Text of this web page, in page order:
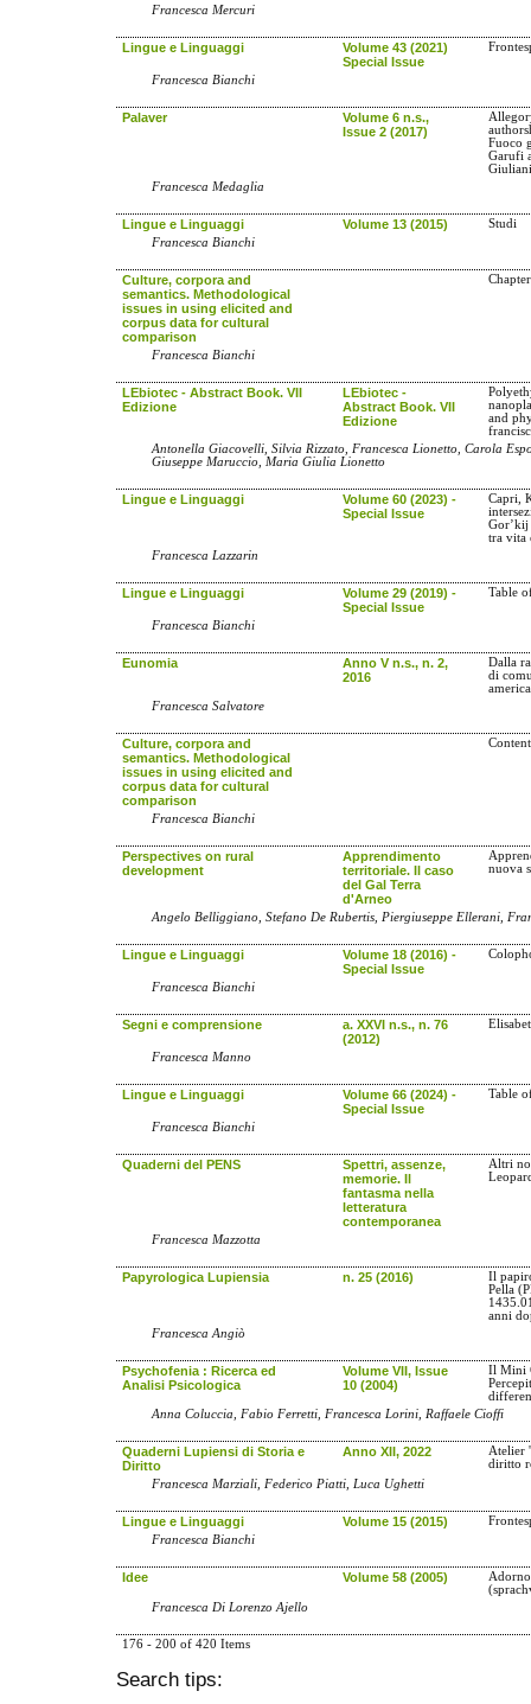
Francesca Mercuri
Lingue e Linguaggi
Volume 43 (2021)
Special Issue
Francesca Bianchi
Palaver
Volume 6 n.s.,
Issue 2 (2017)
Fuoco
Garufi
Francesca Medaglia
Lingue e Linguaggi Volume 13 (2015)
Studi
Francesca Bianchi
Culture, corpora and
semantics. Methodological
issues in using elicited and
corpus data for cultural
comparison
Francesca Bianchi
LEbiotec - Abstract Book. VII
Edizione
LEbiotec -
Abstract Book. VII
Edizione
and
Antonella Giacovelli, Silvia Rizzato, Francesca Lionetto, Carola
Giuseppe Maruccio, Maria Giulia Lionetto
Lingue e Linguaggi
Volume 60 (2023) -
Special Issue
Capri,
tra vita
Francesca Lazzarin
Lingue e Linguaggi
Volume 29 (2019) -
Special Issue
Table
Francesca Bianchi
Eunomia
Anno V n.s., n. 2,
2016
Dalla
di
Francesca Salvatore
Culture, corpora and
semantics. Methodological
issues in using elicited and
corpus data for cultural
comparison
Francesca Bianchi
Perspectives on rural
development
Apprendimento
territoriale. Il caso
del Gal Terra
d'Arneo
nuova
Angelo Belliggiano, Stefano De Rubertis, Piergiuseppe Ellerani,
Lingue e Linguaggi
Volume 18 (2016) -
Special Issue
Francesca Bianchi
Segni e comprensione
a. XXVI n.s., n. 76
(2012)
Francesca Manno
Lingue e Linguaggi
Volume 66 (2024) -
Special Issue
Table
Francesca Bianchi
Quaderni del PENS
Spettri, assenze,
memorie. Il
fantasma nella
letteratura
contemporanea
Altri
Francesca Mazzotta
Papyrologica Lupiensia n. 25 (2016)
Il
Pella
anni
Francesca Angiò
Psychofenia : Ricerca ed
Analisi Psicologica
Volume VII, Issue
10 (2004)
Il Mini
Anna Coluccia, Fabio Ferretti, Francesca Lorini, Raffaele Cioffi
Quaderni Lupiensi di Storia e
Diritto
Anno XII, 2022
Atelier
diritto
Francesca Marziali, Federico Piatti, Luca Ughetti
Lingue e Linguaggi Volume 15 (2015)
Francesca Bianchi
Idee Volume 58 (2005)
Francesca Di Lorenzo Ajello
176 - 200 of 420 Items
Search tips: